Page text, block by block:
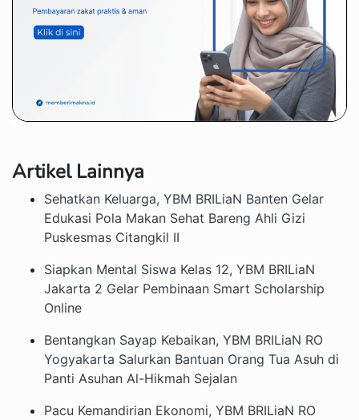
Artikel Lainnya
Sehatkan Keluarga, YBM BRILiaN Banten Gelar
Edukasi Pola Makan Sehat Bareng Ahli Gizi
Puskesmas Citangkil II
Siapkan Mental Siswa Kelas 12, YBM BRILiaN
Jakarta 2 Gelar Pembinaan Smart Scholarship
Online
Bentangkan Sayap Kebaikan, YBM BRILiaN RO
Yogyakarta Salurkan Bantuan Orang Tua Asuh di
Panti Asuhan Al-Hikmah Sejalan
Pacu Kemandirian Ekonomi, YBM BRILiaN RO